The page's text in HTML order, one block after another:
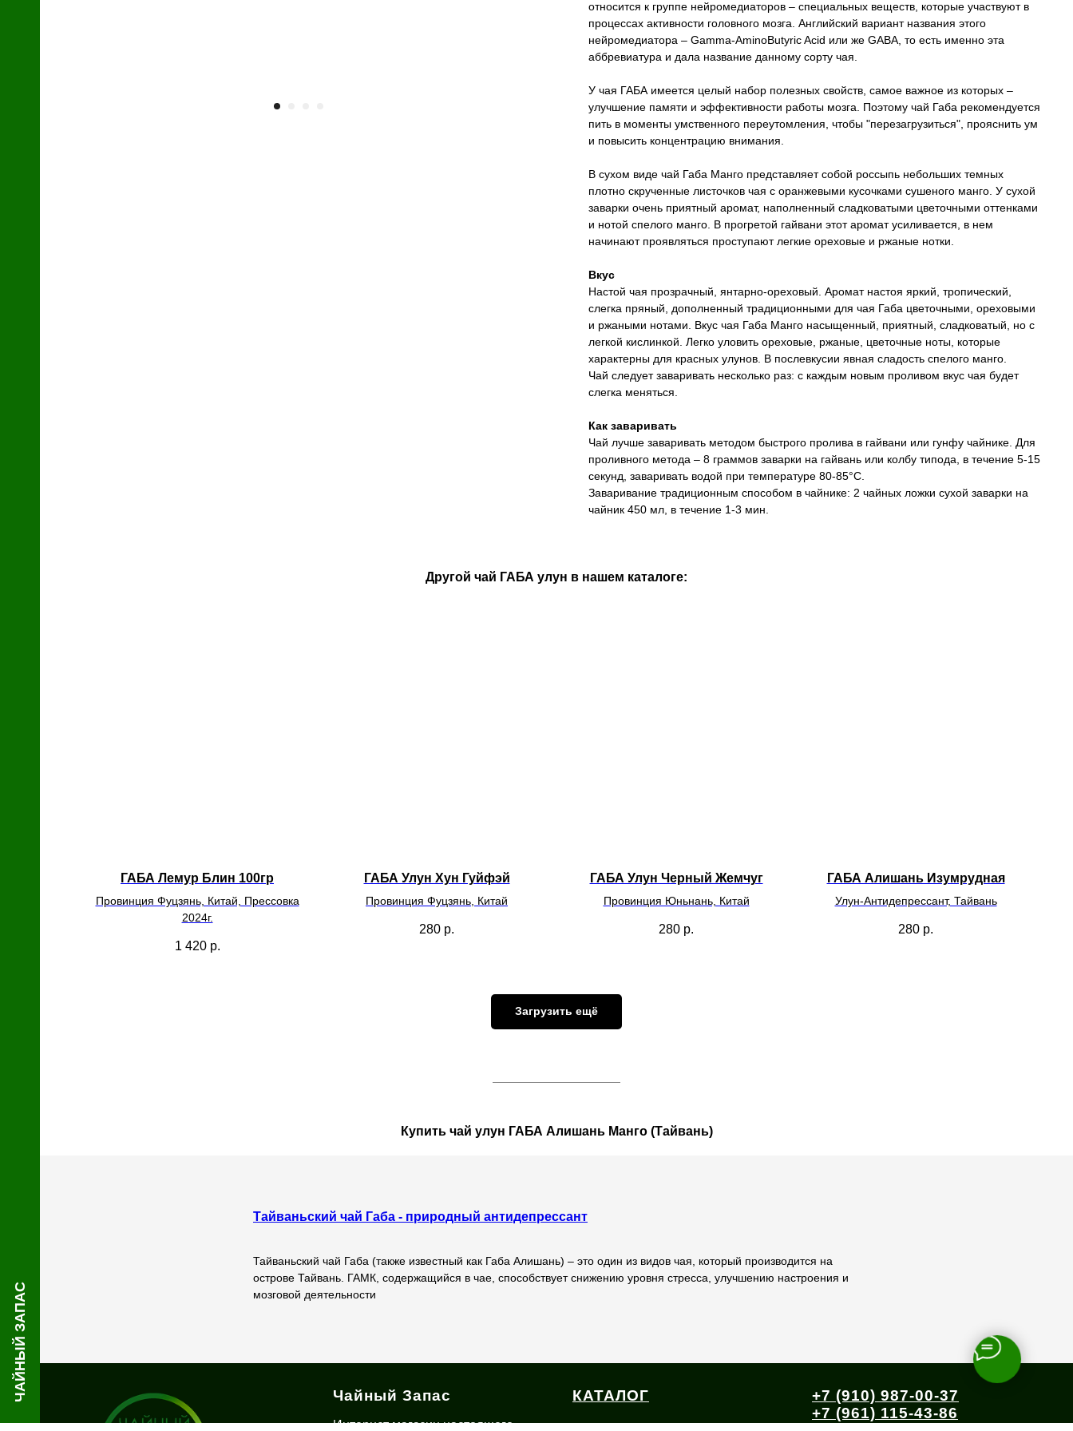
ЧАЙНЫЙ ЗАПАС
относится к группе нейромедиаторов – специальных веществ, которые участвуют в
процессах активности головного мозга. Английский вариант названия этого
нейромедиатора – Gamma-AminoButyric Acid или же GABA, то есть именно эта
аббревиатура и дала название данному сорту чая.
У чая ГАБА имеется целый набор полезных свойств, самое важное из которых –
улучшение памяти и эффективности работы мозга. Поэтому чай Габа рекомендуется
пить в моменты умственного переутомления, чтобы "перезагрузиться", прояснить ум
и повысить концентрацию внимания.
В сухом виде чай Габа Манго представляет собой россыпь небольших темных
плотно скрученные листочков чая с оранжевыми кусочками сушеного манго. У сухой
заварки очень приятный аромат, наполненный сладковатыми цветочными оттенками
и нотой спелого манго. В прогретой гайвани этот аромат усиливается, в нем
начинают проявляться проступают легкие ореховые и ржаные нотки.
Вкус
Настой чая прозрачный, янтарно-ореховый. Аромат настоя яркий, тропический,
слегка пряный, дополненный традиционными для чая Габа цветочными, ореховыми
и ржаными нотами. Вкус чая Габа Манго насыщенный, приятный, сладковатый, но с
легкой кислинкой. Легко уловить ореховые, ржаные, цветочные ноты, которые
характерны для красных улунов. В послевкусии явная сладость спелого манго.
Чай следует заваривать несколько раз: с каждым новым проливом вкус чая будет
слегка меняться.
Как заваривать
Чай лучше заваривать методом быстрого пролива в гайвани или гунфу чайнике. Для
проливного метода – 8 граммов заварки на гайвань или колбу типода, в течение 5-15
секунд, заваривать водой при температуре 80-85°C.
Заваривание традиционным способом в чайнике: 2 чайных ложки сухой заварки на
чайник 450 мл, в течение 1-3 мин.
Другой чай ГАБА улун в нашем каталоге:
ГАБА Лемур Блин 100гр
Провинция Фуцзянь, Китай, Прессовка
2024г.
1 420 р.
ГАБА Улун Хун Гуйфэй
Провинция Фуцзянь, Китай
280 р.
ГАБА Улун Черный Жемчуг
Провинция Юньнань, Китай
280 р.
ГАБА Алишань Изумрудная
Улун-Антидепрессант, Тайвань
280 р.
Загрузить ещё
Купить чай улун ГАБА Алишань Манго (Тайвань)
Тайваньский чай Габа - природный антидепрессант
Тайваньский чай Габа (также известный как Габа Алишань) – это один из видов чая, который производится на
острове Тайвань. ГАМК, содержащийся в чае, способствует снижению уровня стресса, улучшению настроения и
мозговой деятельности
Чайный Запас
Интернет магазин настоящего
КАТАЛОГ
+7 (910) 987-00-37
+7 (961) 115-43-86